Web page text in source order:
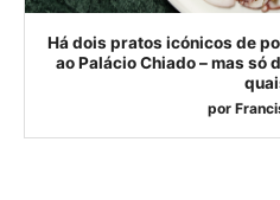
Há dois pratos icónicos de
ao Palácio Chiado – mas só
por